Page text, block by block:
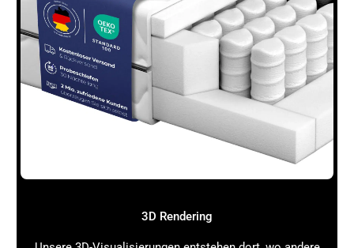
individuellen Bedarf und Dein Budget realistisch
einschätzt.
Amazon Brand Store Kosten: Preise, Aufwand
& Planung: Handlungsplan für Deinen Amazon
Markenshop
Zum Abschluss erhältst Du einen klaren Handlungsplan,
Amazon Brand Storeerfolgreich
bei Amazon registriert? Falls nicht, starte diesen
3D Rendering